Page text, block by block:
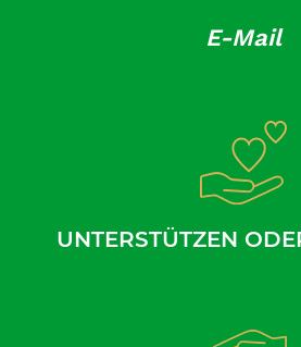
E-Mail
UNTERSTÜTZEN